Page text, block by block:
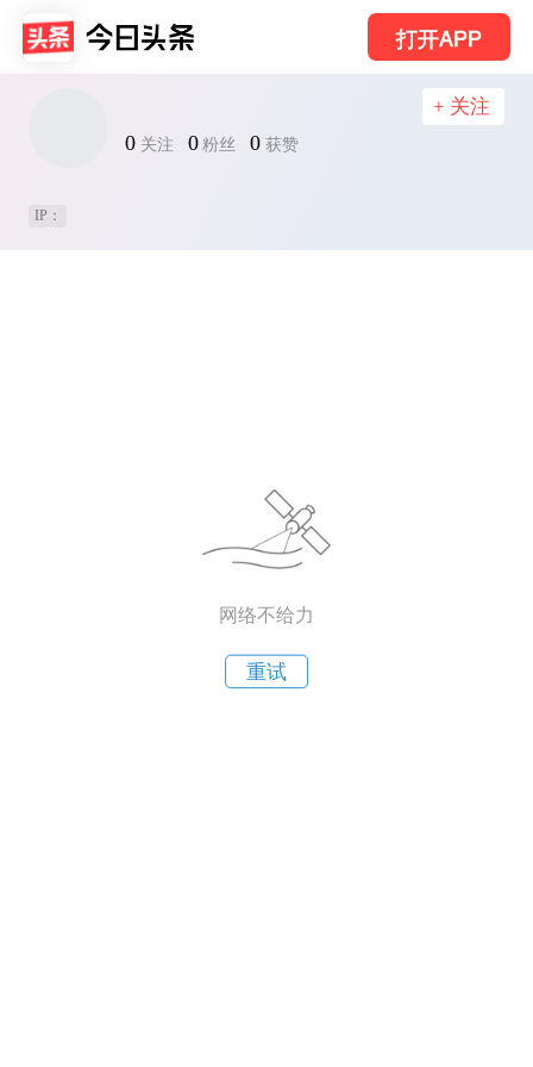
打开APP
0 关注 0 粉丝 0 获赞
+ 关注
IP：
网络不给力
重试